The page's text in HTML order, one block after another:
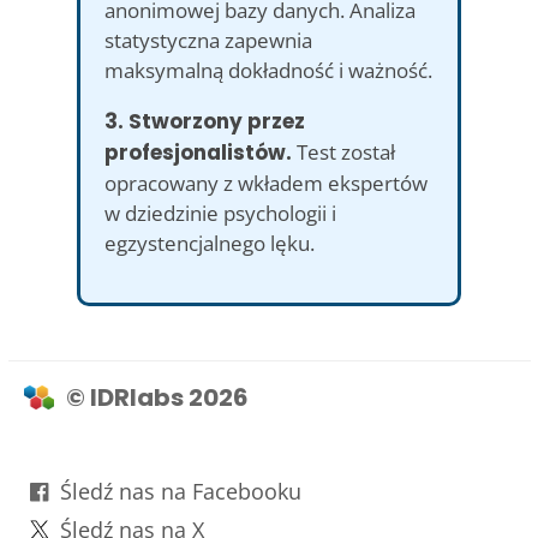
anonimowej bazy danych. Analiza
statystyczna zapewnia
maksymalną dokładność i ważność.
3. Stworzony przez
profesjonalistów. Test został
opracowany z wkładem ekspertów
w dziedzinie psychologii i
egzystencjalnego lęku.
© IDRlabs 2026
Śledź nas na Facebooku
Śledź nas na X